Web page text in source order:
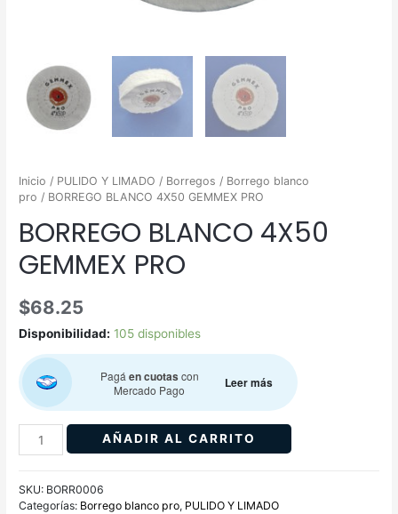
Inicio / PULIDO Y LIMADO / Borregos / Borrego blanco
pro / BORREGO BLANCO 4X50 GEMMEX PRO
BORREGO BLANCO 4X50
GEMMEX PRO
$68.25
Disponibilidad: 105 disponibles
Pagáen cuotas con
Mercado Pago
Leer más
AÑADIR AL CARRITO
SKU: BORR0006
Categorías: Borrego blanco pro, PULIDO Y LIMADO